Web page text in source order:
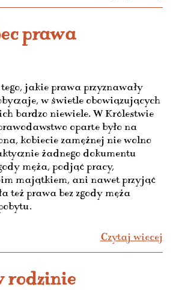
prawa
jakie prawa przyznawały
w świetle obowiązujących
bardzo niewiele. W Królestwie
oparte było na
kobiecie zamężnej nie wolno
żadnego dokumentu
męża, podjąć pracy,
majątkiem, ani nawet przyjąć
też prawa bez zgody męża
Czytaj więcej
rodzinie